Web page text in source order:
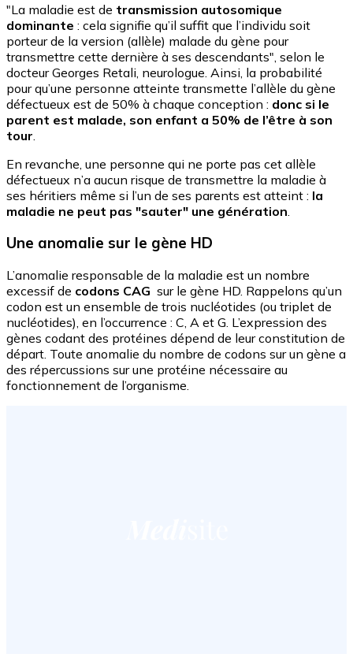
"La maladie est de transmission autosomique
dominante : cela signifie qu’il suffit que l’individu soit
porteur de la version (allèle) malade du gène pour
transmettre cette dernière à ses descendants", selon le
docteur Georges Retali, neurologue. Ainsi, la probabilité
pour qu’une personne atteinte transmette l’allèle du gène
défectueux est de 50% à chaque conception : donc si le
parent est malade, son enfant a 50% de l’être à son
tour
En revanche, une personne qui ne porte pas cet allèle
défectueux n’a aucun risque de transmettre la maladie à
ses héritiers même si l’un de ses parents est atteint : la
maladie ne peut pas "sauter" une génération
Une anomalie sur le gène HD
L’anomalie responsable de la maladie est un nombre
excessif de codons CAG sur le gène HD. Rappelons qu’un
codon est un ensemble de trois nucléotides (ou triplet de
nucléotides), en l’occurrence : C, A et G. L’expression des
gènes codant des protéines dépend de leur constitution de
départ. Toute anomalie du nombre de codons sur un gène a
des répercussions sur une protéine nécessaire au
fonctionnement de l’organisme.